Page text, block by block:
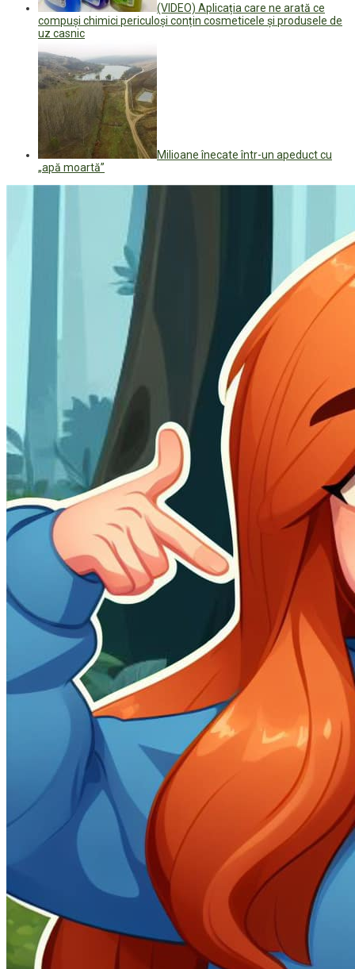
(VIDEO) Aplicația care ne arată ce
compuși chimici periculoși conțin cosmeticele și produsele de
uz casnic
Milioane înecate într-un apeduct cu
„apă moartă”